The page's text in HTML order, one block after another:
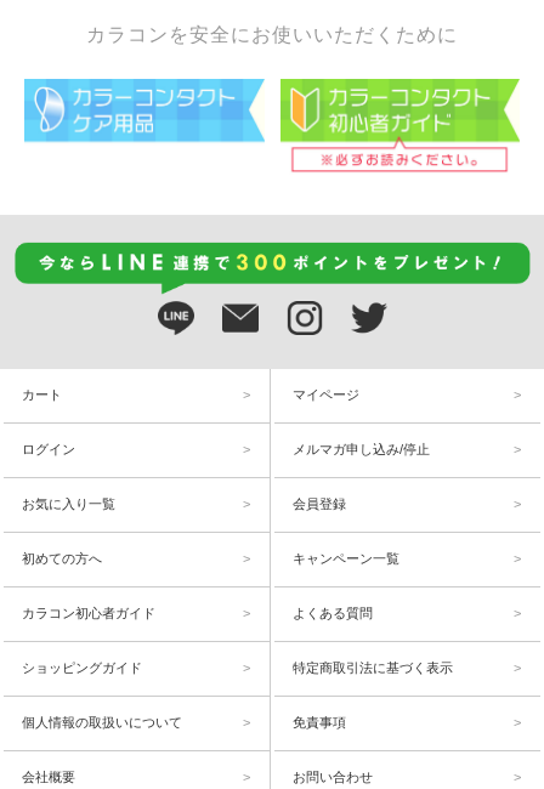
カラコンを安全にお使いいただくために
カート マイページ
ログイン メルマガ申し込み/停止
お気に入り一覧 会員登録
初めての方へ キャンペーン一覧
カラコン初心者ガイド よくある質問
ショッピングガイド 特定商取引法に基づく表示
個人情報の取扱いについて 免責事項
会社概要 お問い合わせ